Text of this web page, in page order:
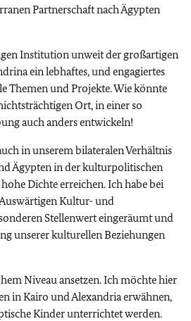
Partnerschaft nach Ägypten
Institution unweit der großartigen
ein lebhaftes, und engagiertes
Themen und Projekte. Wie könnte
Ort, in einer so
auch anders entwickeln!
in unserem bilateralen Verhältnis
Ägypten in der kulturpolitischen
Dichte erreichen. Ich habe bei
Kultur- und
Stellenwert eingeräumt und
unserer kulturellen Beziehungen
Niveau ansetzen. Ich möchte hier
in Kairo und Alexandria erwähnen,
Kinder unterrichtet werden.